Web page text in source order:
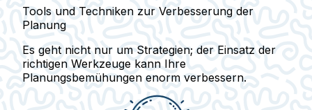
Tools und Techniken zur Verbesserung der
Planung
Es geht nicht nur um Strategien; der Einsatz der
richtigen Werkzeuge kann Ihre
Planungsbemühungen enorm verbessern.